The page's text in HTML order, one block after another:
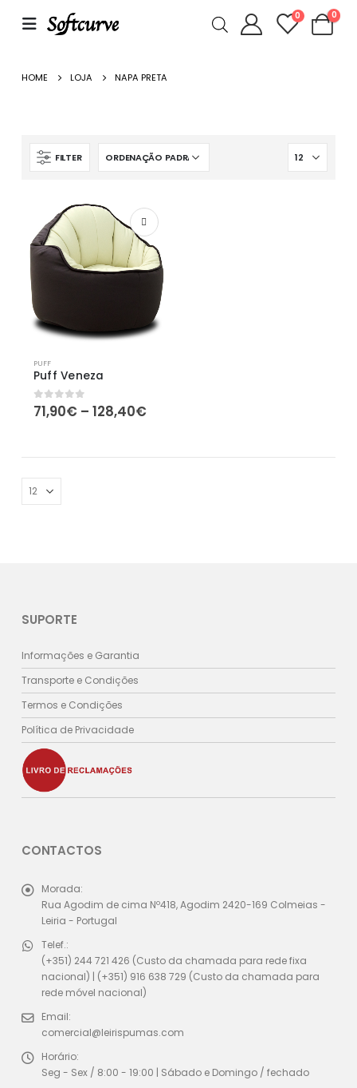
0 0
HOME LOJA NAPA PRETA
FILTER
PUFF
Puff Veneza
0out of 5
71,90€ – 128,40€Price
128,40€
SUPORTE
Informações e Garantia
Transporte e Condições
Termos e Condições
Política de Privacidade
CONTACTOS
Morada:
Rua Agodim de cima Nº418, Agodim 2420-169 Colmeias -
Leiria - Portugal
Telef.:
(+351) 244 721 426 (Custo da chamada para rede fixa
nacional) | (+351) 916 638 729 (Custo da chamada para
rede móvel nacional)
Email:
comercial@leirispumas.com
Horário:
Seg - Sex / 8:00 - 19:00 | Sábado e Domingo / fechado